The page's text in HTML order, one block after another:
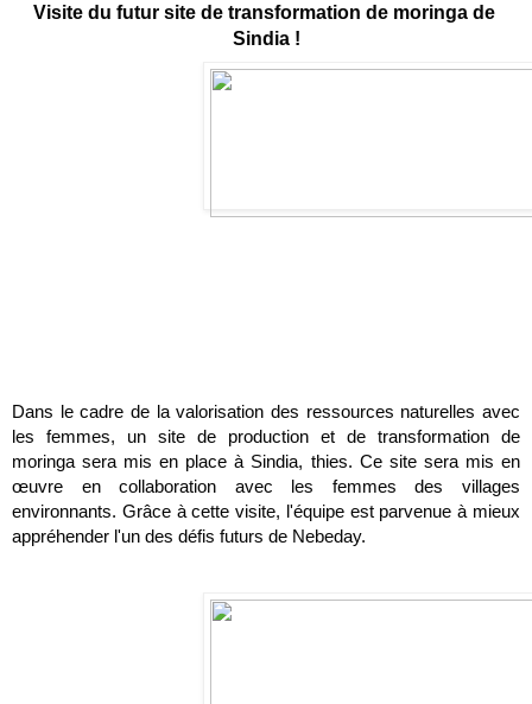
Visite du futur site de transformation de moringa de
Sindia !
Dans le cadre de la valorisation des ressources naturelles avec
les femmes, un site de production et de transformation de
moringa sera mis en place à Sindia, thies. Ce site sera mis en
œuvre en collaboration avec les femmes des villages
environnants. Grâce à cette visite, l'équipe est parvenue à mieux
appréhender l'un des défis futurs de Nebeday.